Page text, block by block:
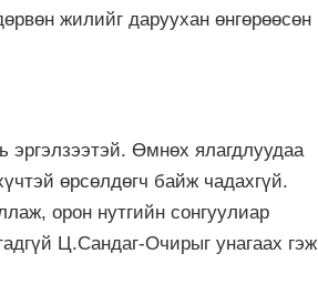
жилийг даруухан өнгөрөөсөн
Өмнөх ялагдлуудаа
өрсөлдөгч байж чадахгүй.
орон нутгийн сонгуулиар
Ц.Сандаг-Очирыг унагаах гэж